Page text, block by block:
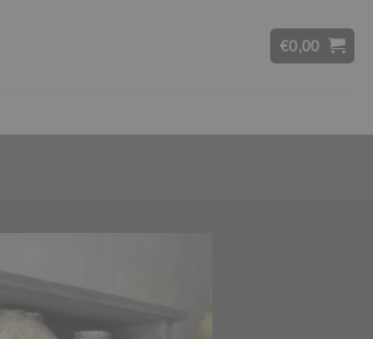
€0,00